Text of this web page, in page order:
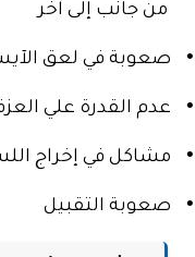
من جانب إلى آخر
• صعوبة في لعق
• عدم القدرة علي
• مشاكل في إخراج
• صعوبة التقبيل